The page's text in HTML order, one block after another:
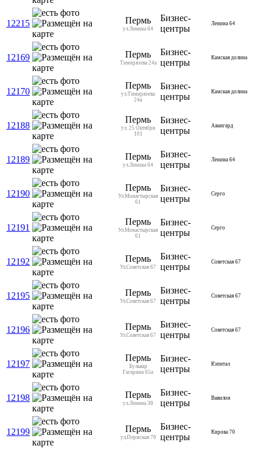
12215 Пермь
ул.Ленина 64
Бизнес-
центры
Ленина 64
12169 Пермь
Тимирязева 24а
Бизнес-
центры
Камская долина
12170
Пермь
ул.Тимирязева
24а
Бизнес-
центры
Камская долина
12188
Пермь
ул. 25 Октября
101
Бизнес-
центры
Авангард
12189 Пермь
ул.Ленина 64
Бизнес-
центры
Ленина 64
12190
Пермь
Ул.Монастырская
61
Бизнес-
центры
Серго
12191
Пермь
Ул.Монастырская
61
Бизнес-
центры
Серго
12192 Пермь
Ул.Советская 67
Бизнес-
центры
Советская 67
12195 Пермь
Ул.Советская 67
Бизнес-
центры
Советская 67
12196 Пермь
Ул.Советская 67
Бизнес-
центры
Советская 67
12197
Пермь
Бульвар
Гагарина 65а
Бизнес-
центры
Кэпитал
12198 Пермь
ул.Ленина 38
Бизнес-
центры
Вавилон
12199 Пермь
ул.Пермская 70
Бизнес-
центры
Кирова 70